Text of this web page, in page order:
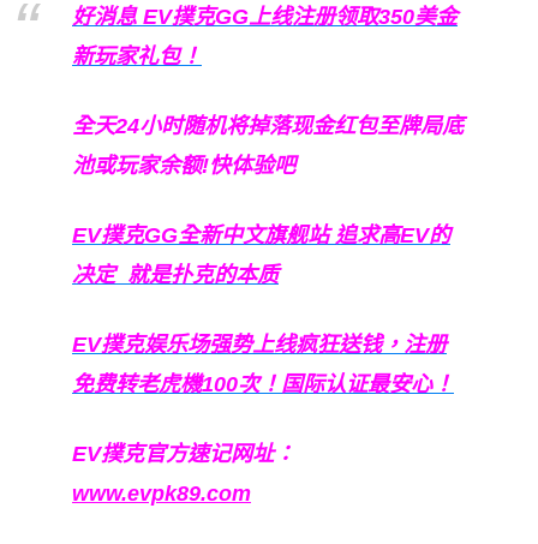
好消息 EV撲克GG上线注册领取350美金
新玩家礼包！
全天24小时随机将掉落现金红包至牌局底
池或玩家余额!快体验吧
EV撲克GG全新中文旗舰站追求高EV的
决定 就是扑克的本质
EV撲克娱乐场强势上线疯狂送钱，注册
免费转老虎機100次！国际认证最安心！
EV撲克官方速记网址：
www.evpk89.com